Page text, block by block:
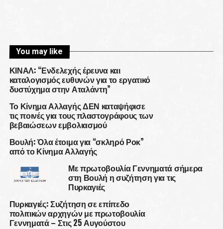
You may like
ΚΙΝΑΛ: “Ενδελεχής έρευνα και
καταλογισμός ευθυνών για το εργατικό
δυστύχημα στην Αταλάντη”
Το Κίνημα Αλλαγής ΔΕΝ καταψήφισε
τις ποινές για τους πλαστογράφους των
βεβαιώσεων εμβολιασμού
Βουλή: Όλα έτοιμα για “σκληρό Ροκ”
από το Κίνημα Αλλαγής
Με πρωτοβουλία Γεννηματά σήμερα
στη Βουλή η συζήτηση για τις
Πυρκαγιές
Πυρκαγιές: Συζήτηση σε επίπεδο
πολιτικών αρχηγών με πρωτοβουλία
Γεννηματά – Στις 25 Αυγούστου